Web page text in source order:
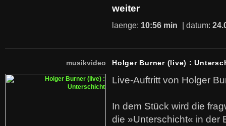
weiter
laenge: 10:56 min | datum:
musikvideo Holger Burner (live) :
Live-Auftritt von Holger
In dem Stück wird die
die »Unterschicht« in der